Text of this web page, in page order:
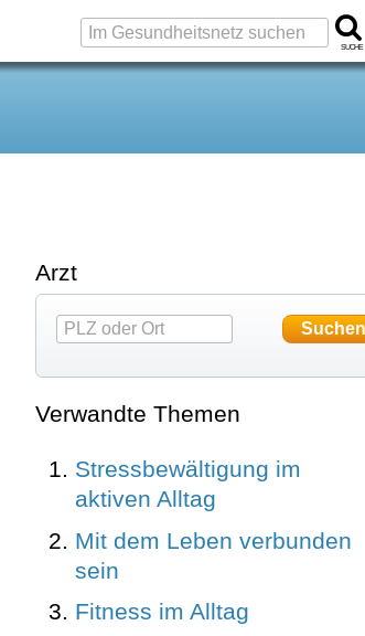
Suche
Arzt
Verwandte Themen
Stressbewältigung im
aktiven Alltag
Mit dem Leben verbunden
sein
Fitness im Alltag